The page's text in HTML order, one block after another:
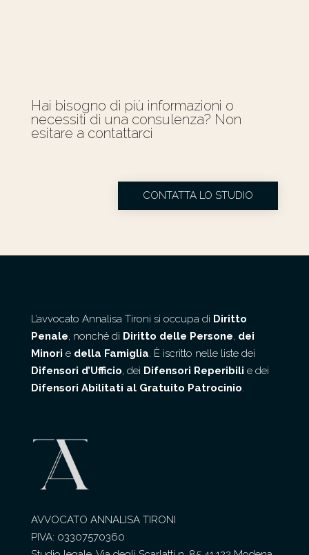
Hai bisogno di più informazioni o
necessiti di una consulenza? Non
esitare a contattarci
CONTATTA LO STUDIO
L’avvocato Annalisa Tironi si occupa di Diritto
Penale, nonché di Diritto delle Persone, dei
Minori e della Famiglia. È iscritto nelle liste dei
Difensori d’Ufficio, dei Difensori Reperibili e dei
Difensori Abilitati al Gratuito Patrocinio.
AVVOCATO ANNALISA TIRONI
PIVA: 03307570360